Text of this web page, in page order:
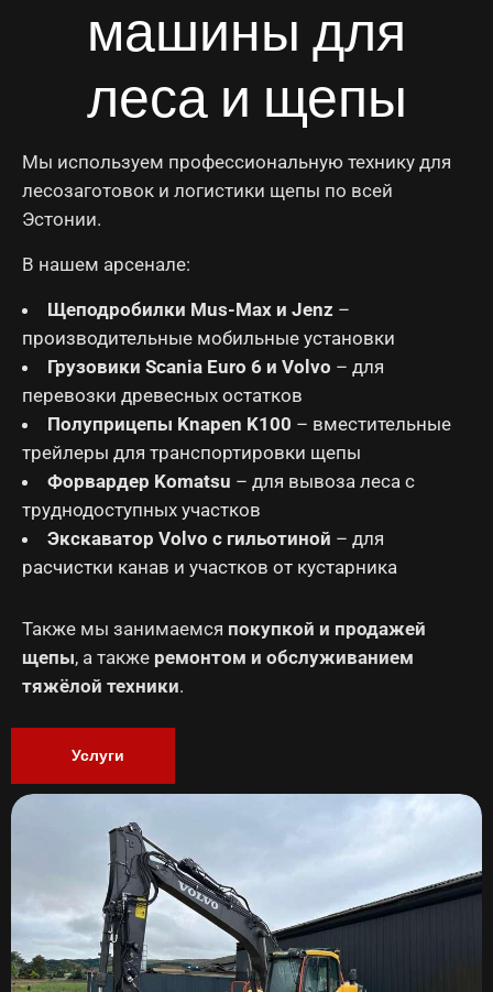
машины для
леса и щепы
Мы используем профессиональную технику для
лесозаготовок и логистики щепы по всей
Эстонии.
В нашем арсенале:
Щеподробилки Mus-Max и Jenz –
производительные мобильные установки
Грузовики Scania Euro 6 и Volvo – для
перевозки древесных остатков
Полуприцепы Knapen K100 – вместительные
трейлеры для транспортировки щепы
Форвардер Komatsu – для вывоза леса с
труднодоступных участков
Экскаватор Volvo с гильотиной – для
расчистки канав и участков от кустарника
Также мы занимаемся покупкой и продажей
щепы, а также ремонтом и обслуживанием
тяжёлой техники.
Услуги